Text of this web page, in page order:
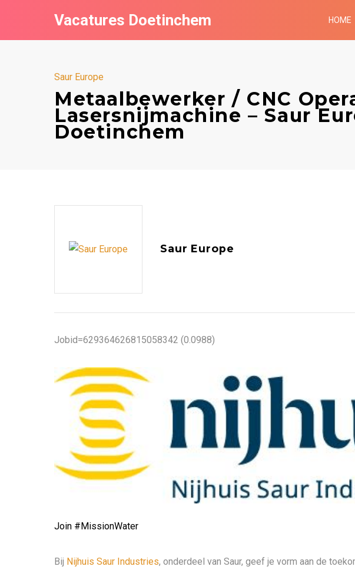
Vacatures Doetinchem HOME
Saur Europe
Metaalbewerker / CNC
Lasersnijmachine – Saur
Doetinchem
Saur Europe
Jobid=629364626815058342 (0.0988)
Join #MissionWater
Bij Nijhuis Saur Industries, onderdeel van Saur, geef je vorm aan de